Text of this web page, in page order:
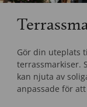
Gör din uteplats
terrassmarkiser.
kan njuta av
anpassade för